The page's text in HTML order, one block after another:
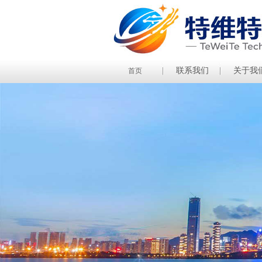
首页 联系我们 关于我